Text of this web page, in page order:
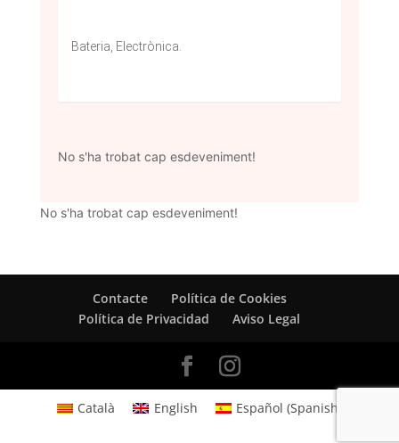
Bateria, Electrònica.
No s'ha trobat cap esdeveniment!
No s'ha trobat cap esdeveniment!
Contacte
Política de Cookies
Política de Privacidad
Aviso Legal
Català English Español (Spanish